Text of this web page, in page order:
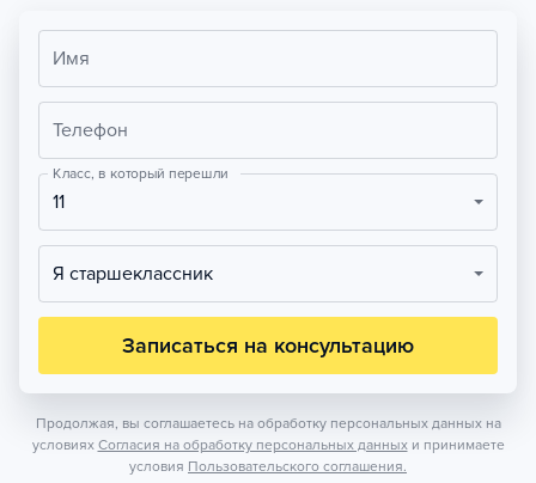
Имя
Телефон
Класс, в который перешли
11
Я старшеклассник
Записаться на консультацию
Продолжая, вы соглашаетесь на обработку персональных данных на
условиях Согласия на обработку персональных данных и принимаете
условия Пользовательского соглашения.